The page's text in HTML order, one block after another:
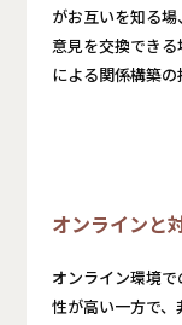
がお互いを知る
意見を交換でき
による関係構築の
オンラインと
オンライン環境
性が高い一方で、